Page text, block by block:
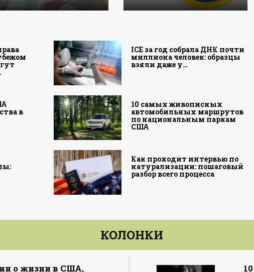
ICE за год собрала ДНК почти
миллиона человек: образцы
взяли даже у…
в
10 самых живописных
автомобильных маршрутов
по национальным паркам
США
Как проходит интервью по
натурализации: пошаговый
разбор всего процесса
КОЛОНКИ
о жизни в США,